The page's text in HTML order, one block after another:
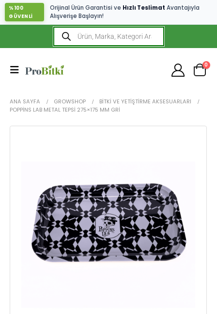
%100
GÜVENLİ
Orijinal Ürün Garantisi ve Hızlı Teslimat Avantajıyla
Alışverişe Başlayın!
0
ANA SAYFA GROWSHOP
BITKI VE YETIŞTIRME AKSESUARLARI
POPPINS LAB METAL TEPSI 275×175 MM GRI